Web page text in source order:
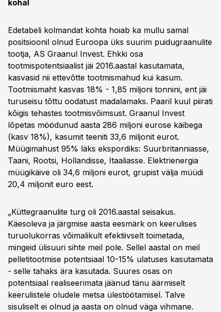
kohal
Edetabeli kolmandat kohta hoiab ka mullu samal
positsioonil olnud Euroopa üks suurim puidugraanulite
tootja, AS Graanul Invest. Ehkki osa
tootmispotentsiaalist jäi 2016.aastal kasutamata,
kasvasid nii ettevõtte tootmismahud kui kasum.
Tootmismaht kasvas 18% - 1,85 miljoni tonnini, ent jäi
turuseisu tõttu oodatust madalamaks. Paaril kuul piirati
kõigis tehastes tootmisvõimsust. Graanul Invest
lõpetas möödunud aasta 286 miljoni eurose käibega
(kasv 18%), kasumit teeniti 33,6 miljonit eurot.
Müügimahust 95% läks ekspordiks: Suurbritanniasse,
Taani, Rootsi, Hollandisse, Itaaliasse. Elektrienergia
müügikäive oli 34,6 miljoni eurot, grupist välja müüdi
20,4 miljonit euro eest.
„Küttegraanulite turg oli 2016.aastal seisakus.
Käesoleva ja järgmise aasta eesmärk on keerulises
turuolukorras võimalikult efektiivselt toimetada,
mingeid ülisuuri sihte meil pole. Sellel aastal on meil
pelletitootmise potentsiaal 10-15% ulatuses kasutamata
- selle tahaks ära kasutada. Suures osas on
potentsiaal realiseerimata jäänud tänu äärmiselt
keerulistele oludele metsa ülestöötamisel. Talve
sisuliselt ei olnud ja aasta on olnud väga vihmane.